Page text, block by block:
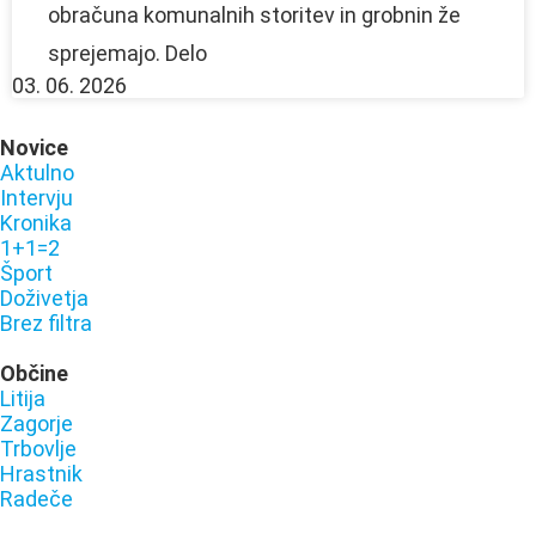
obračuna komunalnih storitev in grobnin že
sprejemajo. Delo
03. 06. 2026
Novice
Aktulno
Intervju
Kronika
1+1=2
Šport
Doživetja
Brez filtra
Občine
Litija
Zagorje
Trbovlje
Hrastnik
Radeče